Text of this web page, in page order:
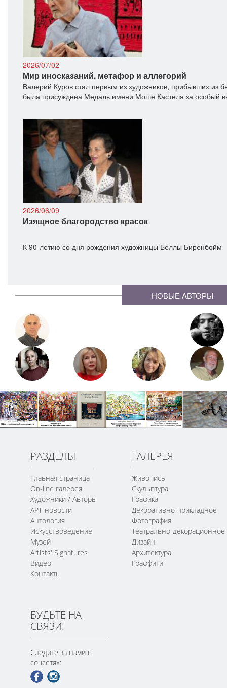
2026/07/02
Мир иносказаний, метафор и аллегорий
Валерий Куров стал первым из художников, прибывших из
была присуждена Медаль имени Моше Кастеля за особый
2026/06/09
Изящное благородство красок
К 90-летию со дня рождения художницы Беллы Биренбойм
НОВЫЕ АВТОРЫ
РАЗДЕЛЫ
Главная страница
On-line галерея
Художники / Авторы
АРТ-новости
Антология
Искусствоведение
Музей
Artists' Signatures
Видео
Контакты
ГАЛЕРЕЯ
Живопись
Скульптура
Графика
Декоративно-прикладное
Фотография
Театрально-декорационное
Дизайн
Архитектура
Граффити
БУДЬТЕ НА
СВЯЗИ!
Следите за нами в
соцсетях: